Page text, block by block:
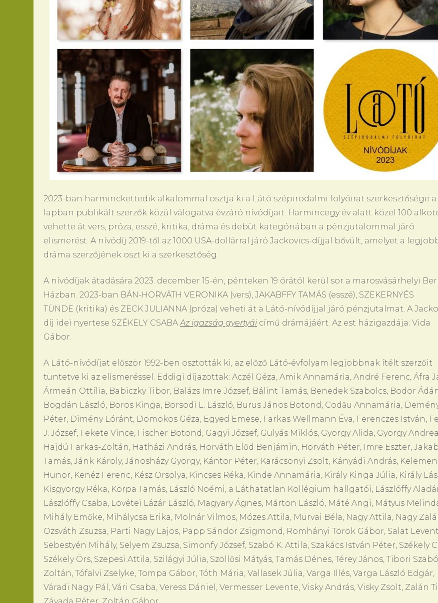
2023-ban harminckettedik alkalommal osztja ki a Látó szépirodalmi folyóirat szerkesztősége a
lapban publikált szerzők közül válogatva évzáró nívódíjait. Harmincegy év alatt közel 100
vehette át vers, próza, esszé, kritika, dráma és debüt kategóriában a pénzjutalommal járó
elismerést. A nívódíj 2019-től az 1000 USA-dollárral járó Jackovics-díjjal bővült, amelyet a
dráma szerzőjének oszt ki a szerkesztőség.
A nívódíjak átadására 2023. december 15-én, pénteken 19 órától kerül sor a marosvásárhelyi
Házban. 2023-ban BÁN-HORVÁTH VERONIKA (vers), JAKABFFY TAMÁS (esszé), SZEKERNYÉS
TÜNDE (kritika) és ZECK JULIANNA (próza) veheti át a Látó-nívódíjjal járó pénzjutalmat. A
díj idei nyertese SZÉKELY CSABAAz igazság gyertyái című drámájáért. Az est házigazdája: Vida
Gábor.
A Látó-nívódíjat először 1992-ben osztották ki, az előző Látó-évfolyam legjobbnak ítélt szerzőit
tüntetve ki az elismeréssel. Eddigi díjazottak: Aczél Géza, Amik Annamária, André Ferenc, Áfra
Ármeán Ottília, Babiczky Tibor, Balázs Imre József, Bálint Tamás, Benedek Szabolcs, Bodor
Bogdán László, Boros Kinga, Borsodi L. László, Burus János Botond, Codău Annamária,
Péter, Dimény Lóránt, Domokos Géza, Egyed Emese, Farkas Wellmann Éva, Ferenczes István,
J. József, Fekete Vince, Fischer Botond, Gagyi József, Gulyás Miklós, György Alida, György
Hajdú Farkas-Zoltán, Hatházi András, Horváth Előd Benjámin, Horváth Péter, Imre Eszter,
Tamás, Jánk Károly, Jánosházy György, Kántor Péter, Karácsonyi Zsolt, Kányádi András, Kelemen
Hunor, Kenéz Ferenc, Kész Orsolya, Kincses Réka, Kinde Annamária, Király Kinga Júlia, Király
Kisgyörgy Réka, Korpa Tamás, László Noémi, a Láthatatlan Kollégium hallgatói, Lászlóffy
Lászlóffy Csaba, Lövétei Lázár László, Magyary Ágnes, Márton László, Máté Angi, Mátyus
Mihály Emőke, Mihálycsa Erika, Molnár Vilmos, Mózes Attila, Murvai Béla, Nagy Attila, Nagy
Ozsváth Zsuzsa, Parti Nagy Lajos, Papp Sándor Zsigmond, Romhányi Török Gábor, Salat
Sebestyén Mihály, Selyem Zsuzsa, Simonfy József, Szabó K. Attila, Szakács István Péter, Székely
Székely Örs, Szepesi Attila, Szilágyi Júlia, Szöllősi Mátyás, Tamás Dénes, Térey János, Tibori Szabó
Zoltán, Tófalvi Zselyke, Tompa Gábor, Tóth Mária, Vallasek Júlia, Varga Illés, Varga László Edgár,
Váradi Nagy Pál, Vári Csaba, Veress Dániel, Vermesser Levente, Visky András, Visky Zsolt, Zalán